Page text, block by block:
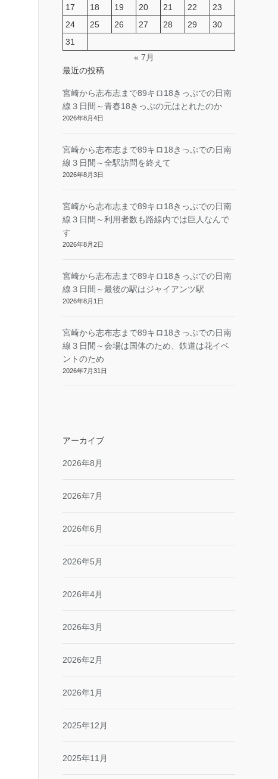
17 18 19 20 21 22
23
24
25 26 27 28 29
30
31
« 7月
最近の投稿
宮崎から志布志まで89キロ18きっぷでの日南
線３日間～青春18きっぷの元はとれたのか
2026年8月4日
宮崎から志布志まで89キロ18きっぷでの日南
線３日間～全駅訪問を終えて
2026年8月3日
宮崎から志布志まで89キロ18きっぷでの日南
線３日間～利用者数も路線内では巨人なんで
す
2026年8月2日
宮崎から志布志まで89キロ18きっぷでの日南
線３日間～最後の駅はジャイアンツ駅
2026年8月1日
宮崎から志布志まで89キロ18きっぷでの日南
線３日間～会場は国体のため、鉄道は花イベ
ントのため
2026年7月31日
アーカイブ
2026年8月
2026年7月
2026年6月
2026年5月
2026年4月
2026年3月
2026年2月
2026年1月
2025年12月
2025年11月